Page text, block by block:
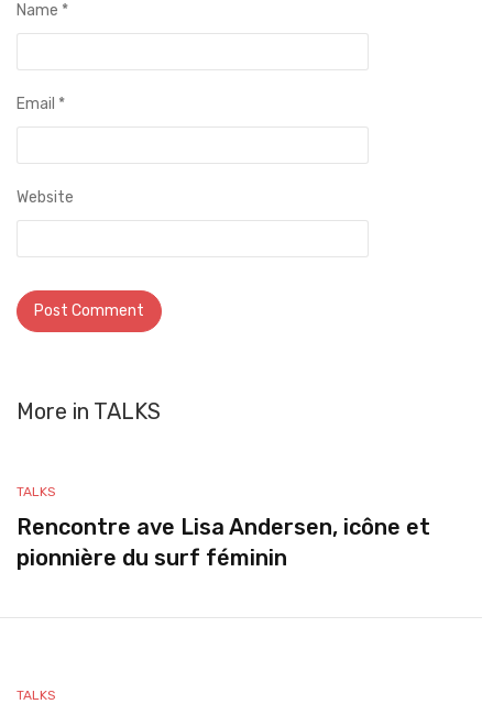
Name *
Email *
Website
More in TALKS
TALKS
Rencontre ave Lisa Andersen, icône et
pionnière du surf féminin
TALKS